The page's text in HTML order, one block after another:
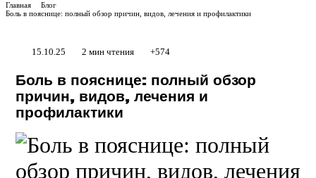
Главная
Блог
Боль в пояснице: полный обзор причин, видов, лечения и профилактики
15.10.25 2 мин чтения +574
Боль в пояснице: полный обзор
причин, видов, лечения и
профилактики